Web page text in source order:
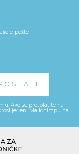
e-pošte
Ako se pretplatite na
Mailchimpu na